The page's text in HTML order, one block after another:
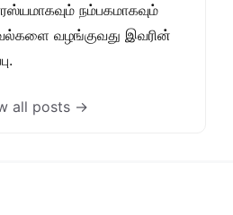
நம்பகமாகவும்
வழங்குவது இவரின்
all posts →